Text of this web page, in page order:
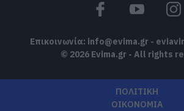
Επικοινωνία: info@evima.gr -
© 2026 Evima.gr - All rights
ΠΟΛΙΤΙΚΗ
ΟΙΚΟΝΟΜΙΑ